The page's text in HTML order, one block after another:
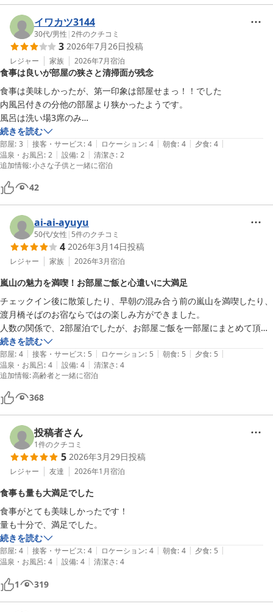
イワカツ3144
30代/男性 |2件のクチコミ
3 2026年7月26日投稿
レジャー 家族 2026年7月宿泊
食事は良いが部屋の狭さと清掃面が残念
食事は美味しかったが、第一印象は部屋せまっ！！でした
内風呂付きの分他の部屋より狭かったようです。
風呂は洗い場3席のみ
たまたま他のお客さんがいなかったから、ゆっくり使えましたが、バッ
ティングしたらしんどいかも
外風呂はクモの巣にトンボが捕まってたり、虫の死骸が落ちてたりと、
川の近くだから仕方ないかもしれないが、そこの清掃を少しでもしてた
ら印象はかなり違うかと思います。
結果、大浴場には一度しか行かず、内風呂はきれいだったので、朝は内
またWi-Fiはあるが電波は悪い。
立地はいいし、観光地近くだからか、もう一段階価格帯を上げないとい
けないのかな？と感じた旅行でした。
続きを読む
部屋: 3 | 接客・サービス: 4 | ロケーション: 4 | 朝食: 4 | 夕食: 4 |
温泉・お風呂: 2 | 設備: 2 | 清潔さ: 2
追加情報:小さな子供と一緒に宿泊
42
ai-ai-ayuyu
50代/女性 | 5件のクチコミ
4 2026年3月14日投稿
レジャー 家族 2026年3月宿泊
嵐山の魅力を満喫！お部屋ご飯と心遣いに大満足
チェックイン後に散策したり、早朝の混み合う前の嵐山を満喫したり、
渡月橋そばのお宿ならではの楽しみ方ができました。
人数の関係で、2部屋泊でしたが、お部屋ご飯を一部屋にまとめて頂い
たり、融通を利かせていただき、ありがたかったです。食事は夕食も朝
食もとっても美味しく！仲居さんのちょっとした心遣いも嬉しく、大満
足でした。お風呂は小さめですが、時間調整することで、ゆっくり楽し
めました。
一緒に行った家族もそれぞれに満喫しており、総じて楽しい時間を過ご
せました。
思っています。
また、いつか、おじゃましたいなと思います。
続きを読む
部屋: 4 | 接客・サービス: 5 | ロケーション: 5 | 朝食: 5 | 夕食: 5 |
温泉・お風呂: 4 | 設備: 4 | 清潔さ: 4
追加情報:高齢者と一緒に宿泊
368
投稿者さん
1件のクチコミ
5 2026年3月29日投稿
レジャー 友達 2026年1月宿泊
食事も量も大満足でした
食事がとても美味しかったです！
続きを読む
部屋: 4 | 接客・サービス: 4 | ロケーション: 4 | 朝食: 4 | 夕食: 5 |
温泉・お風呂: 4 | 設備: 4 | 清潔さ: 4
1 319